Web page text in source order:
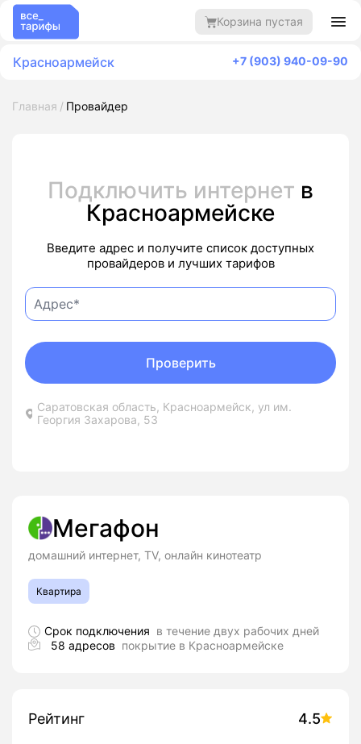
Корзина пустая
Красноармейск +7 (903) 940-09-90
Главная Провайдер
Подключить интернет в
Красноармейске
Введите адрес и получите список доступных
провайдеров и лучших тарифов
Саратовская область, Красноармейск, ул им.
Георгия Захарова, 53
Проверить
Мегафон
домашний интернет, TV, онлайн кинотеатр
Квартира
Срок подключения в течение двух рабочих дней
58 адресов покрытие в Красноармейске
Рейтинг 4.5